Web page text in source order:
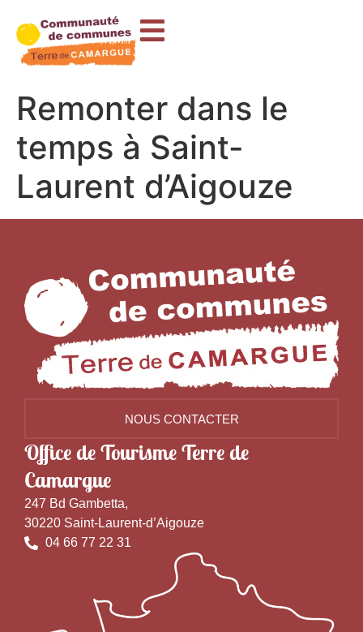
principal
Remonter dans le
temps à Saint-
Laurent d’Aigouze
NOUS CONTACTER
Office de Tourisme Terre de
Camargue
247 Bd Gambetta,
30220 Saint-Laurent-d’Aigouze
04 66 77 22 31